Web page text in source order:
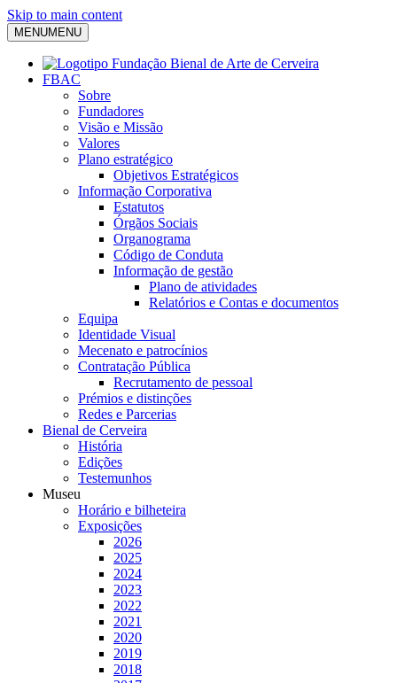
Skip to main content
MENUMENU
FBAC
Sobre
Fundadores
Visão e Missão
Valores
Plano estratégico
Objetivos Estratégicos
Informação Corporativa
Estatutos
Órgãos Sociais
Organograma
Código de Conduta
Informação de gestão
Plano de atividades
Relatórios e Contas e documentos
Equipa
Identidade Visual
Mecenato e patrocínios
Contratação Pública
Recrutamento de pessoal
Prémios e distinções
Redes e Parcerias
Bienal de Cerveira
História
Edições
Testemunhos
Museu
Horário e bilheteira
Exposições
2026
2025
2024
2023
2022
2021
2020
2019
2018